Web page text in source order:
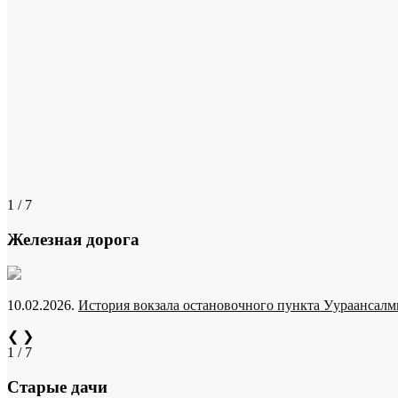
1 / 7
Железная дорога
10.02.2026. История вокзала остановочного пункта
❮ ❯
1 / 7
Старые дачи